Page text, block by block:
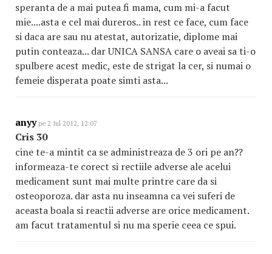
speranta de a mai putea fi mama, cum mi-a facut
mie....asta e cel mai dureros.. in rest ce face, cum face
si daca are sau nu atestat, autorizatie, diplome mai
putin conteaza... dar UNICA SANSA care o aveai sa ti-o
spulbere acest medic, este de strigat la cer, si numai o
femeie disperata poate simti asta...
anyype 2 Iul 2012, 12:07
Cris 30
cine te-a mintit ca se administreaza de 3 ori pe an??
informeaza-te corect si rectiile adverse ale acelui
medicament sunt mai multe printre care da si
osteoporoza. dar asta nu inseamna ca vei suferi de
aceasta boala si reactii adverse are orice medicament.
am facut tratamentul si nu ma sperie ceea ce spui.